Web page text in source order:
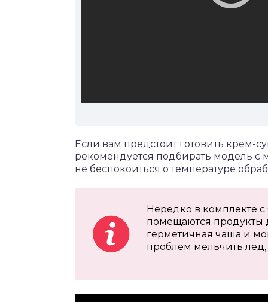
Если вам предстоит готовить крем-
рекомендуется подбирать модель с
не беспокоиться о температуре
Нередко в комплекте
помещаются продукты
герметичная чаша и
проблем мельчить